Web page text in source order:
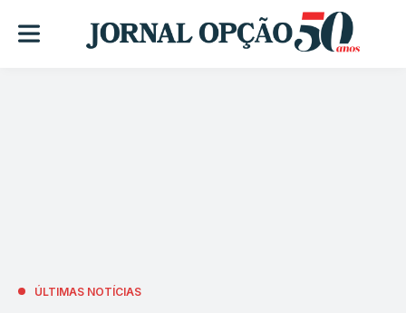
ÚLTIMAS NOTÍCIAS